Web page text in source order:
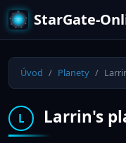
StarGate-
Úvod Planety
L Larrin's